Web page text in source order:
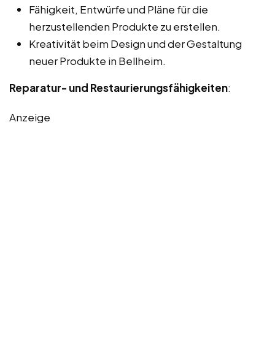
Fähigkeit, Entwürfe und Pläne für die
herzustellenden Produkte zu erstellen.
Kreativität beim Design und der Gestaltung
neuer Produkte in Bellheim.
Reparatur- und Restaurierungsfähigkeiten:
Anzeige